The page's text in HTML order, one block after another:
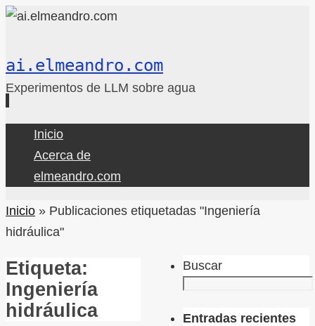
ai.elmeandro.com
Experimentos de LLM sobre agua
contenido
Inicio
Acerca de
elmeandro.com
Inicio » Publicaciones etiquetadas "Ingeniería
hidráulica"
Etiqueta:
Ingeniería
hidráulica
Buscar
Entradas recientes